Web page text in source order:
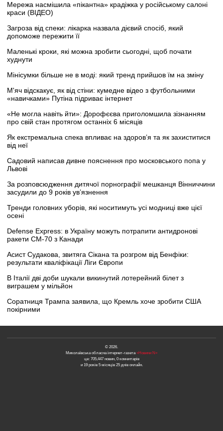
Мережа насмішила «пікантна» крадіжка у російському салоні
краси (ВІДЕО)
Загроза від спеки: лікарка назвала дієвий спосіб, який
допоможе пережити її
Маленькі кроки, які можна зробити сьогодні, щоб почати
худнути
Мінісумки більше не в моді: який тренд прийшов їм на зміну
М'яч відскакує, як від стіни: кумедне відео з футбольними
«навичками» Путіна підриває інтернет
«Не могла навіть йти»: Дорофєєва приголомшила зізнанням
про свій стан протягом останніх 6 місяців
Як екстремальна спека впливає на здоров’я та як захиститися
від неї
Садовий написав дивне пояснення про московського попа у
Львові
За розповсюдження дитячої порнографії мешканця Вінниччини
засудили до 9 років ув’язнення
Тренди головних уборів, які носитимуть усі модниці вже цієї
осені
Defense Express: в Україну можуть потрапити антидронові
ракети CM-70 з Канади
Асист Судакова, звитяга Сікана та розгром від Бенфіки:
результати кваліфікації Ліги Європи
В Італії дві доби шукали викинутий лотерейний білет з
виграшем у мільйон
Соратниця Трампа заявила, що Кремль хоче зробити США
покірними
© 2026.
Миколаївська обласна інтернет-газета«Новини N»
це: 705,447 новин, 0 коментарів
и 19 років 5 місяців 25 днів онлайн.